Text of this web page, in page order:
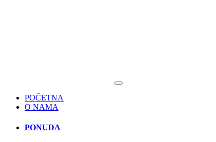
POČETNA
O NAMA
PONUDA